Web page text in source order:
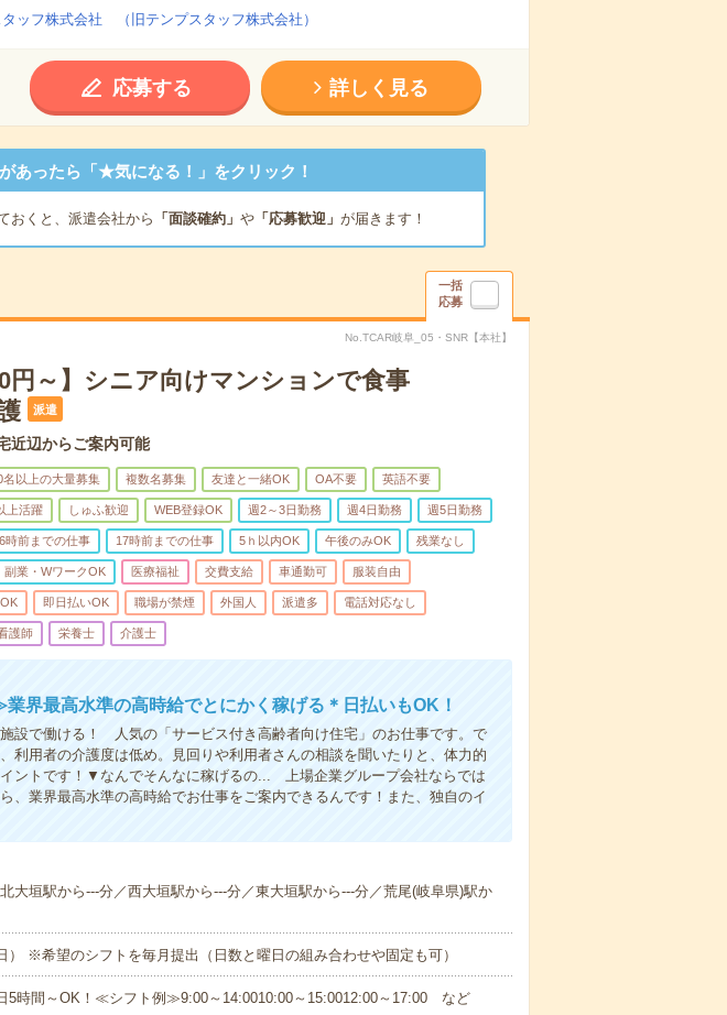
ッフ株式会社 （旧テンプスタッフ株式会社）
応募する 詳しく見る
あったら「★気になる！」をクリック！
おくと、派遣会社から 「面談確約」 や「応募歓迎」 が届きます！
一括
応募
No.TCAR岐阜_05・SNR【本社】
円～】シニア向けマンションで食事
派遣
辺からご案内可能
名以上の大量募集 複数名募集 友達と一緒OK OA不要 英語不要
上活躍 しゅふ歓迎 WEB登録OK 週2～3日勤務 週4日勤務 週5日勤務
時前までの仕事 17時前までの仕事 5ｈ以内OK 午後のみOK 残業なし
副業・WワークOK 医療福祉 交費支給 車通勤可 服装自由
即日払いOK 職場が禁煙 外国人 派遣多 電話対応なし
護師 栄養士 介護士
界最高水準の高時給でとにかく稼げる＊日払いもOK！
設で働ける！ 人気の「サービス付き高齢者向け住宅」のお仕事です。で
利用者の介護度は低め。見回りや利用者さんの相談を聞いたりと、体力的
ントです！▼なんでそんなに稼げるの... 上場企業グループ会社ならでは
、業界最高水準の高時給でお仕事をご案内できるんです！また、独自のイ
大垣駅から---分／西大垣駅から---分／東大垣駅から---分／荒尾(岐阜県)駅か
※希望のシフトを毎月提出（日数と曜日の組み合わせや固定も可）
5時間～OK！≪シフト例≫9:00～14:0010:00～15:0012:00～17:00 など